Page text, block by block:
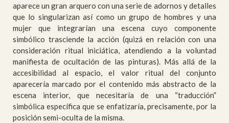
aparece un gran arquero con una serie de adornos y detalles
que lo singularizan así como un grupo de hombres y una
mujer que integrarían una escena cuyo componente
simbólico trasciende la acción (quizá en relación con una
consideración ritual iniciática, atendiendo a la voluntad
manifiesta de ocultación de las pinturas). Más allá de la
accesibilidad al espacio, el valor ritual del conjunto
aparecería marcado por el contenido más abstracto de la
escena interior, que necesitaría de una “traducción”
simbólica específica que se enfatizaría, precisamente, por la
posición semi-oculta de la misma.